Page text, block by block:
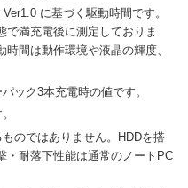
に基づく駆動時間です。
で満充電後に測定しておりま
間は動作環境や液晶の輝度、
ック3本充電時の値です。
のではありません。HDDを搭
・耐落下性能は通常のノートPC